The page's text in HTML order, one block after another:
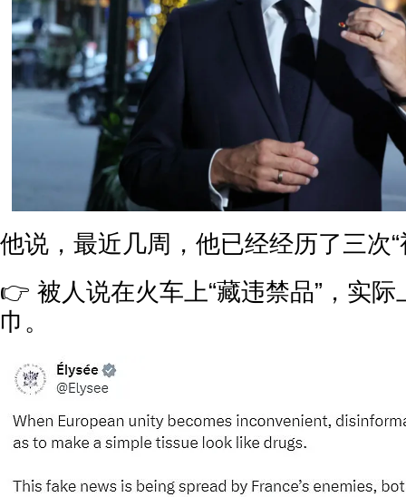
他说，最近几周，他已经经历了三次“
👉 被人说在火车上“藏违禁品”，实
巾。